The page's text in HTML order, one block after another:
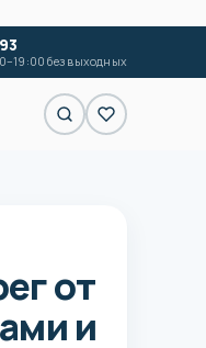
без выходных
от
и